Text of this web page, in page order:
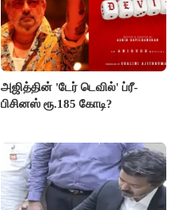
அஜித்தின் 'டேர் டெவில்' ப்ரீ-
பிசினஸ் ரூ.185 கோடி?